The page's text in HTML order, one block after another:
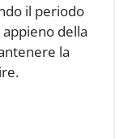
il periodo
della
la